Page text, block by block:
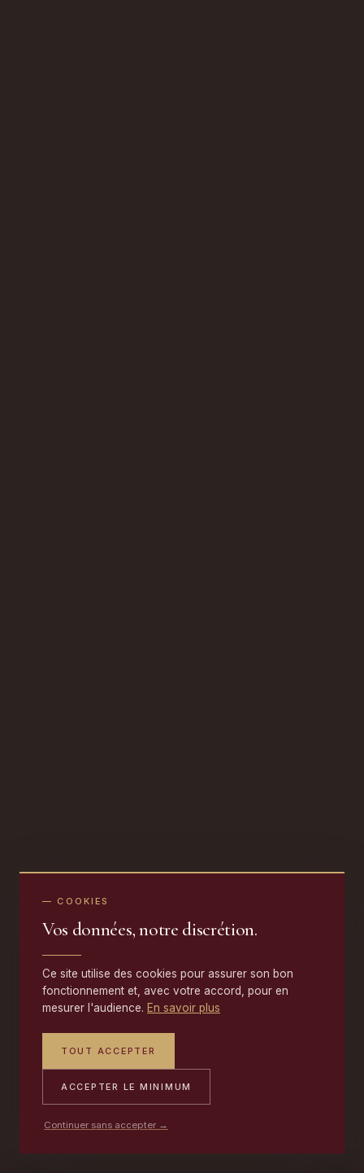
— COOKIES
Vos données, notre discrétion.
Ce site utilise des cookies pour assurer son bon
fonctionnement et, avec votre accord, pour en
mesurer l'audience. En savoir plus
TOUT ACCEPTER
ACCEPTER LE MINIMUM
Continuer sans accepter →